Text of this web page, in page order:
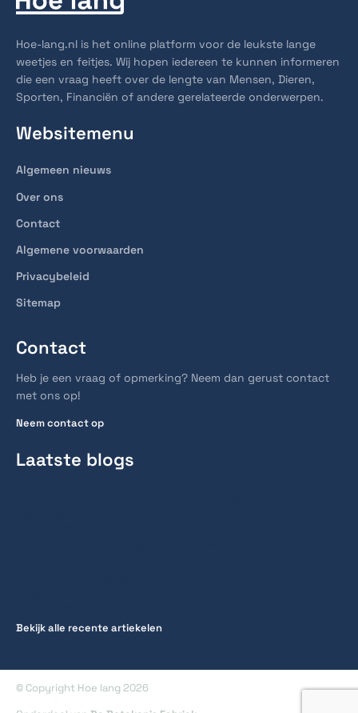
Hoe-lang.nl is het online platform voor de leukste lange
weetjes en feitjes. Wij hopen iedereen te kunnen informeren
die een vraag heeft over de lengte van Mensen, Dieren,
Sporten, Financiën of andere gerelateerde onderwerpen.
Websitemenu
Algemeen nieuws
Over ons
Contact
Algemene voorwaarden
Privacybeleid
Sitemap
Contact
Heb je een vraag of opmerking? Neem dan gerust contact
met ons op!
Neem contact op
Laatste blogs
Bekijk alle recente artiekelen
© Copyright Hoe lang 2026